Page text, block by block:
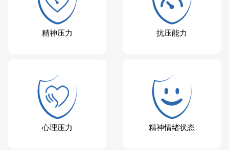
精神压力 抗压能力
心理压力 精神情绪状态